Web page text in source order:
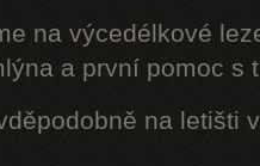
na výcedélkové
a první pomoc s
na letišti